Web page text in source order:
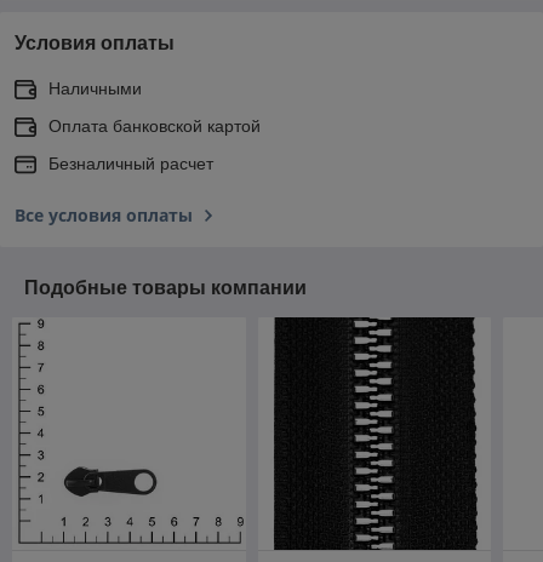
Условия оплаты
Наличными
Оплата банковской картой
Безналичный расчет
Все условия оплаты
Подобные товары компании